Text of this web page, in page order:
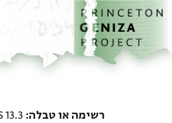
לתוכןהבית
רשימה או טבלה 13.3